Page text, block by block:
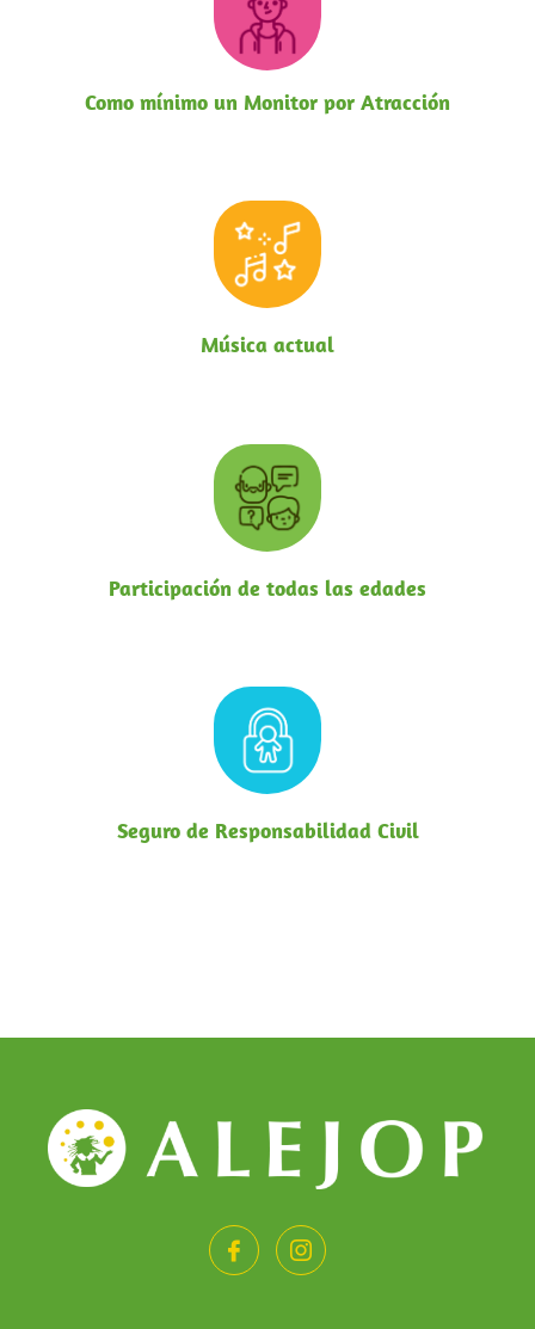
Como mínimo un Monitor por Atracción
Música actual
Participación de todas las edades
Seguro de Responsabilidad Civil